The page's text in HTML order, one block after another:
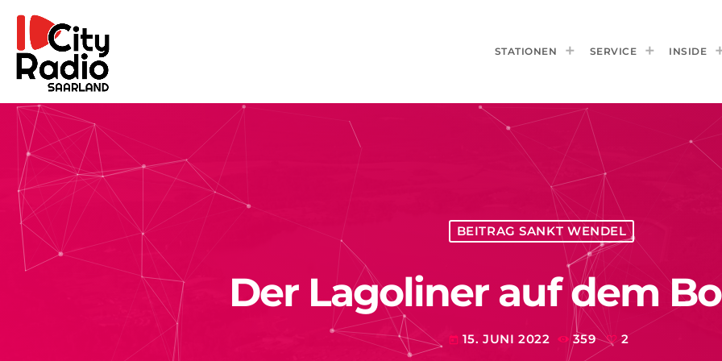
STATIONEN SERVICE INSIDE
BEITRAG SANKT WENDEL
Der Lagoliner auf dem
today 15. JUNI 2022 359 2